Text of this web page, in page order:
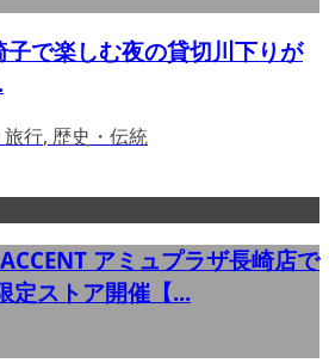
で楽しむ夜の貸切川下りが
行, 歴史・伝統
アミュプラザ長崎店で
定ストア開催【...